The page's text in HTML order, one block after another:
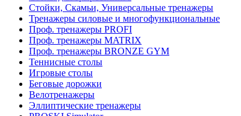
Стойки, Скамьи, Универсальные тренажеры
Тренажеры силовые и многофункциональные
Проф. тренажеры PROFI
Проф. тренажеры MATRIX
Проф. тренажеры BRONZE GYM
Теннисные столы
Игровые столы
Беговые дорожки
Велотренажеры
Эллиптические тренажеры